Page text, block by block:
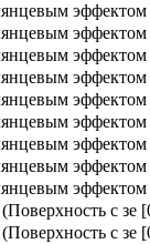
эффектом
эффектом
эффектом
эффектом
эффектом
эффектом
эффектом
эффектом
эффектом
с зе
с зе